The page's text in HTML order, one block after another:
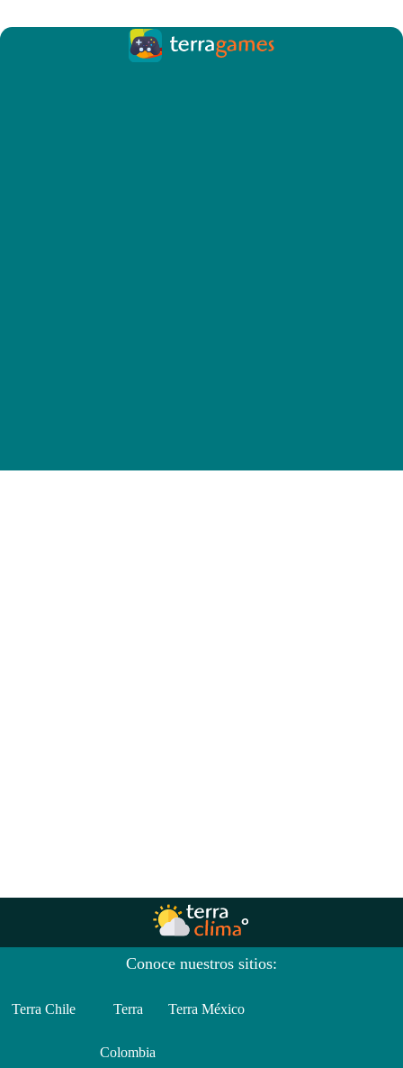
Conoce nuestros sitios:
Terra Chile Terra
Colombia
Terra México